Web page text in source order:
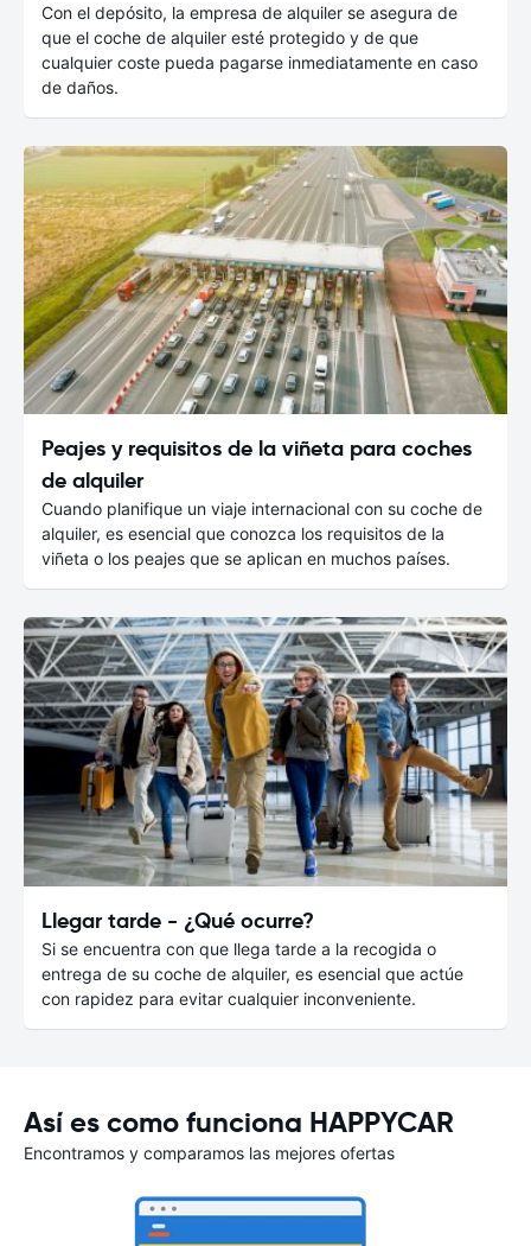
Con el depósito, la empresa de alquiler se asegura de
que el coche de alquiler esté protegido y de que
cualquier coste pueda pagarse inmediatamente en caso
de daños.
Peajes y requisitos de la viñeta para coches
de alquiler
Cuando planifique un viaje internacional con su coche de
alquiler, es esencial que conozca los requisitos de la
viñeta o los peajes que se aplican en muchos países.
Llegar tarde - ¿Qué ocurre?
Si se encuentra con que llega tarde a la recogida o
entrega de su coche de alquiler, es esencial que actúe
con rapidez para evitar cualquier inconveniente.
Así es como funciona HAPPYCAR
Encontramos y comparamos las mejores ofertas